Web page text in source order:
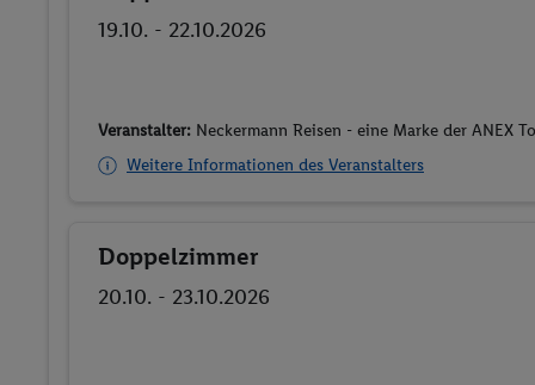
19.10. - 22.10.2026
Veranstalter: Neckermann Reisen - eine Marke der ANEX
Weitere Informationen des Veranstalters
Buchen
Doppelzimmer
20.10. - 23.10.2026